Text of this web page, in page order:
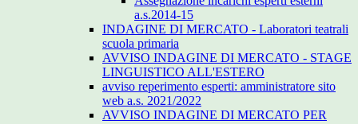
a.s.2014-15
INDAGINE DI MERCATO - Laboratori teatrali
scuola primaria
AVVISO INDAGINE DI MERCATO - STAGE
LINGUISTICO ALL'ESTERO
avviso reperimento esperti: amministratore sito
web a.s. 2021/2022
AVVISO INDAGINE DI MERCATO PER